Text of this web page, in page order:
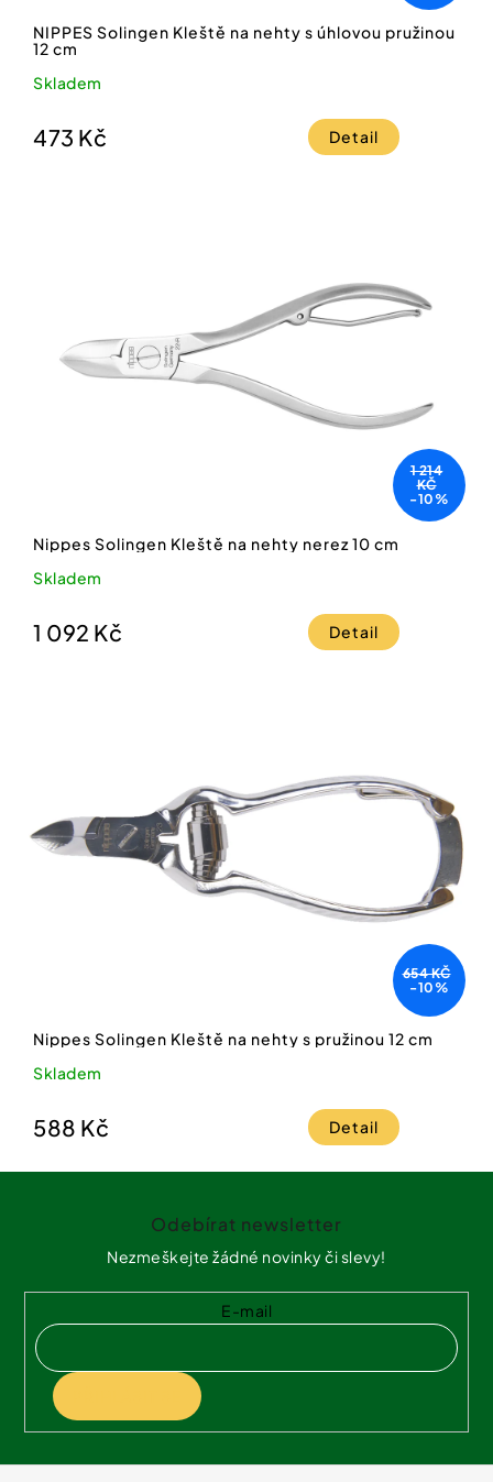
NIPPES Solingen Kleště na nehty s úhlovou pružinou
12 cm
Skladem
473 Kč Detail
1 214
KČ
-10%
Nippes Solingen Kleště na nehty nerez 10 cm
Skladem
1 092 Kč Detail
654 KČ
-10%
Nippes Solingen Kleště na nehty s pružinou 12 cm
Skladem
588 Kč Detail
Odebírat newsletter
Nezmeškejte žádné novinky či slevy!
E-mail